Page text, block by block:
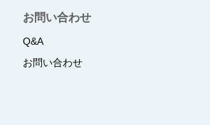
お問い合わせ
Q&A
お問い合わせ